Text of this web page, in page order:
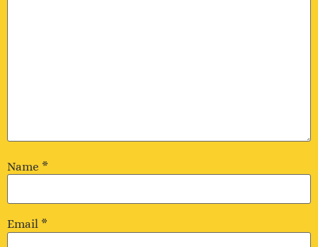
Name *
Email *